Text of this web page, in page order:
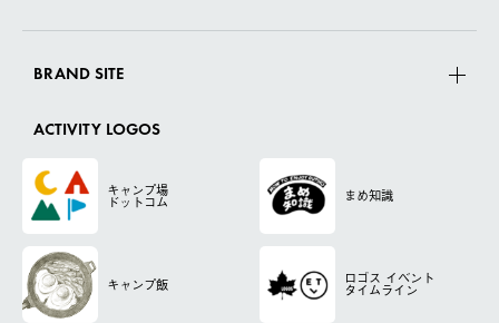
BRAND SITE
ACTIVITY LOGOS
キャンプ場
ドットコム まめ知識
キャンプ飯 ロゴス イベント
タイムライン